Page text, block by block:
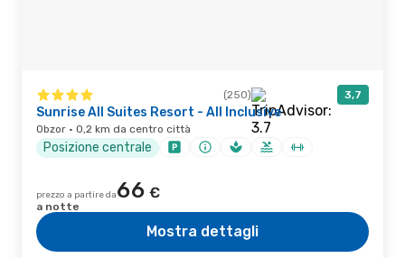
(250) 3,7
Sunrise All Suites Resort - All Inclusive
Obzor · 0,2 km da centro città
Posizione centrale
prezzo a partire da66 €
a notte
Mostra dettagli